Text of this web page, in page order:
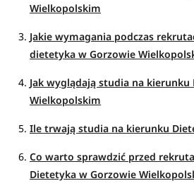
Wielkopolskim
Jakie wymagania podczas
dietetyka w Gorzowie
Jak wyglądają studia na
Wielkopolskim
Ile trwają studia na kierunku
Co warto sprawdzić przed
Dietetyka w Gorzowie